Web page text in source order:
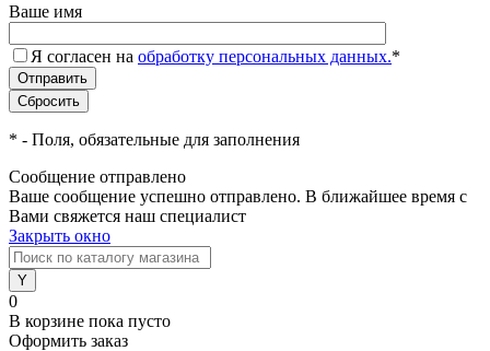
Ваше имя
Я согласен на обработку персональных данных.*
* - Поля, обязательные для заполнения
Сообщение отправлено
Ваше сообщение успешно отправлено. В ближайшее время с
Вами свяжется наш специалист
Закрыть окно
0
В корзине пока пусто
Оформить заказ